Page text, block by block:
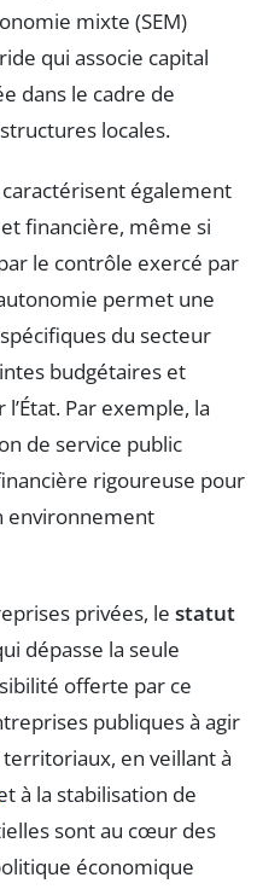
mixte (SEM)
qui associe capital
dans le cadre de
locales.
également
financière, même si
le contrôle exercé par
permet une
du secteur
budgétaires et
Par exemple, la
de service public
rigoureuse pour
environnement
privées, le statut
dépasse la seule
offerte par ce
publiques à agir
en veillant à
à la stabilisation de
sont au cœur des
économique